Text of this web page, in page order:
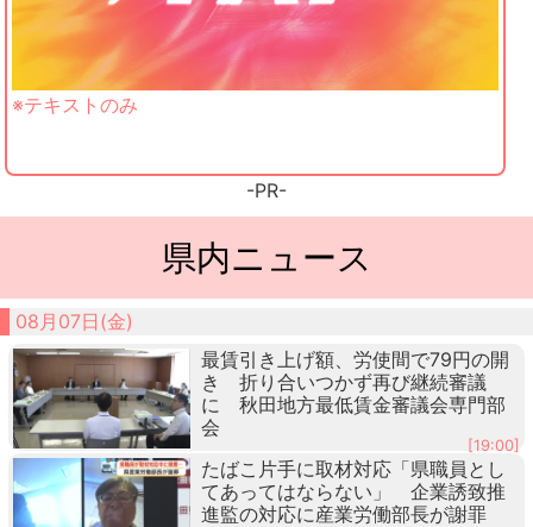
※テキストのみ
-PR-
県内ニュース
08月07日(金)
最賃引き上げ額、労使間で79円の開
き 折り合いつかず再び継続審議
に 秋田地方最低賃金審議会専門部
会
[19:00]
たばこ片手に取材対応「県職員とし
てあってはならない」 企業誘致推
進監の対応に産業労働部長が謝罪